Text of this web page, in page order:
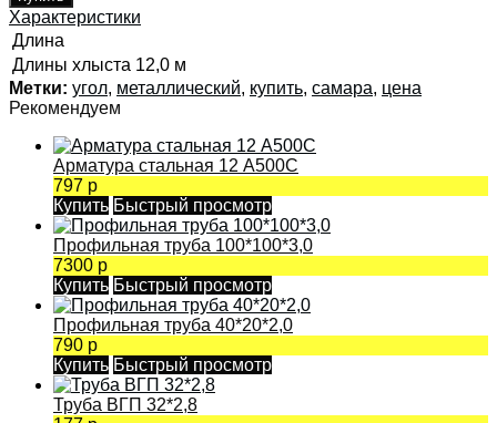
Характеристики
Длина
Длины хлыста 12,0 м
Метки: угол, металлический, купить, самара, цена
Рекомендуем
Арматура стальная 12 А500С
797 р
Купить Быстрый просмотр
Профильная труба 100*100*3,0
7300 р
Купить Быстрый просмотр
Профильная труба 40*20*2,0
790 р
Купить Быстрый просмотр
Труба ВГП 32*2,8